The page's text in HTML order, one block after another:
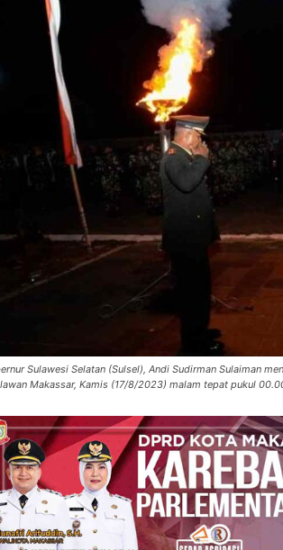
Sulawesi Selatan (Sulsel), Andi Sudirman Sulaiman
Makassar, Kamis (17/8/2023) malam tepat pukul